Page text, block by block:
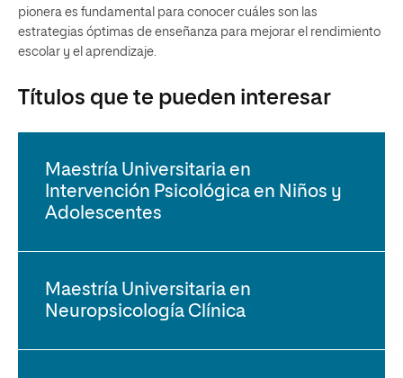
pionera es fundamental para conocer cuáles son las
estrategias óptimas de enseñanza para mejorar el rendimiento
escolar y el aprendizaje.
Títulos que te pueden interesar
Maestría Universitaria en
Intervención Psicológica en Niños y
Adolescentes
Maestría Universitaria en
Neuropsicología Clínica